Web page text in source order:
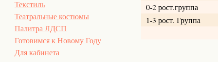
Текстиль
Театральные костюмы
Палитра ЛДСП
Готовимся к Новому Году
Для кабинета
0-2 рост.группа
1-3 рост. Группа